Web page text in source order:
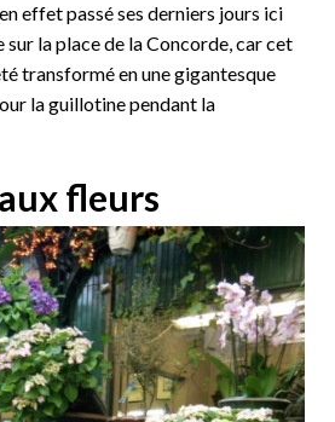
effet passé ses derniers jours ici
la place de la Concorde, car cet
transformé en une gigantesque
la guillotine pendant la
fleurs